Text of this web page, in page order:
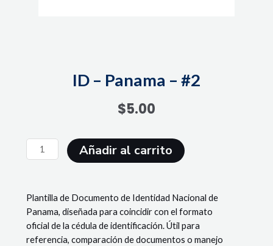
ID – Panama – #2
$5.00
-
#2
cantidad
Añadir al carrito
Plantilla de Documento de Identidad Nacional de
Panama, diseñada para coincidir con el formato
oficial de la cédula de identificación. Útil para
referencia, comparación de documentos o manejo